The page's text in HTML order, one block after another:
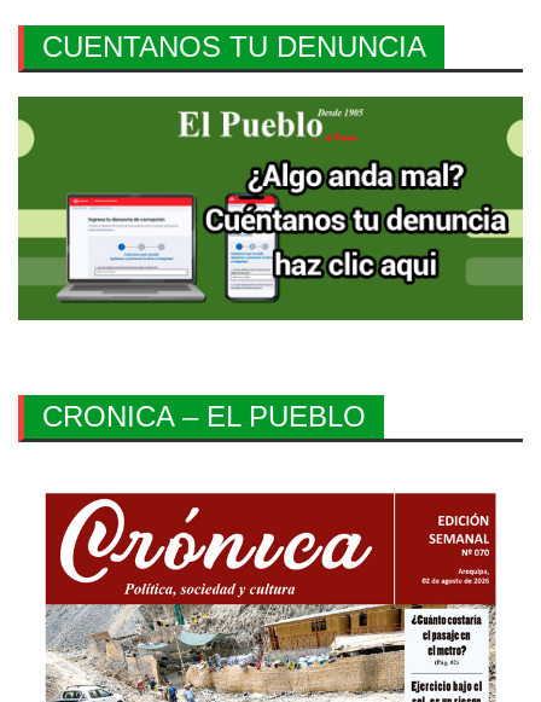
CUENTANOS TU DENUNCIA
CRONICA – EL PUEBLO